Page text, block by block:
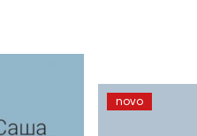
novo